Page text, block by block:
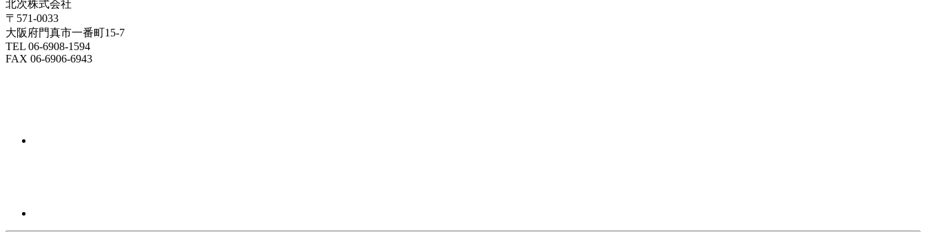
北次株式会社
〒571-0033
大阪府門真市一番町15-7
TEL 06-6908-1594
FAX 06-6906-6943